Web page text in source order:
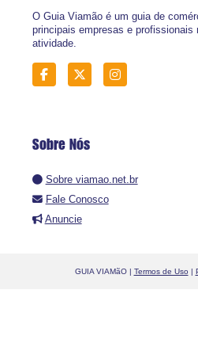
O Guia Viamão é um guia de
principais empresas e
atividade.
Sobre Nós
Sobre viamao.net.br
Fale Conosco
Anuncie
GUIA VIAMãO | Termos de Uso |